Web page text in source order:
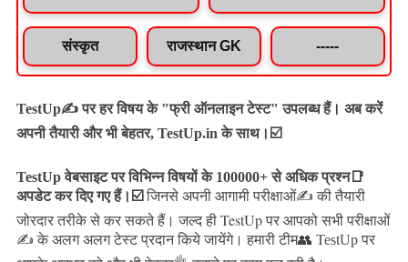
संस्कृत राजस्थान GK -----
TestUp✍️ पर हर विषय के "फ्री ऑनलाइन टेस्ट" उपलब्ध हैं। अब करें
अपनी तैयारी और भी बेहतर, TestUp.in के साथ।☑️
TestUp वेबसाइट पर विभिन्न विषयों के 100000+ से अधिक प्रश्न📑
अपडेट कर दिए गए हैं। ☑️ जिनसे अपनी आगामी परीक्षाओं✍️ की तैयारी
जोरदार तरीके से कर सकते हैं।जल्द ही TestUp पर आपको सभी परीक्षाओं
✍️ के अलग अलग टेस्ट प्रदान किये जायेंगे। हमारी टीम👥 TestUp पर